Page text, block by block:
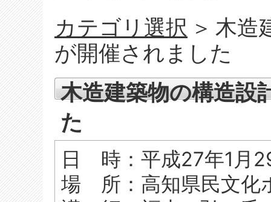
カテゴリ選択 ＞ 木造
が開催されました
木造建築物の構造設
た
日 時：平成27年1月
場 所：高知県民文化